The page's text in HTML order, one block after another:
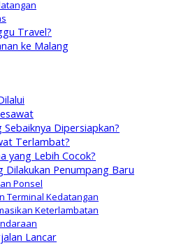
Travel?
ke Malang
Dipersiapkan?
Terlambat?
yang Lebih Cocok?
Dilakukan Penumpang Baru
Ponsel
Terminal Kedatangan
Keterlambatan
Lancar